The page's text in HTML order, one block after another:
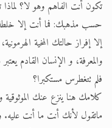
تكون أنت الفاهم وهو لا؟
حسب مذهبك: فما أنت إلا خلطة
إلا إفراز حالتك المخية
والمعرفة، و الإنسان القادم
فلم تتغطرس مستكبرا؟
كلامك هنا ينزع عنك
ماتقول لأنك أنت ما أنت عليه.